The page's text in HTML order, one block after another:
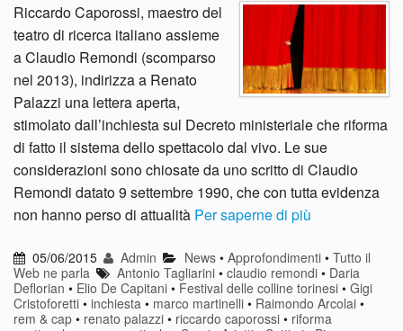
Riccardo Caporossi, maestro del
teatro di ricerca italiano assieme
a Claudio Remondi (scomparso
nel 2013), indirizza a Renato
Palazzi una lettera aperta,
stimolato dall’inchiesta sul Decreto ministeriale che riforma
di fatto il sistema dello spettacolo dal vivo. Le sue
considerazioni sono chiosate da uno scritto di Claudio
Remondi datato 9 settembre 1990, che con tutta evidenza
non hanno perso di attualità Per saperne di più
05/06/2015 Admin News• Approfondimenti• Tutto il
Web ne parla
Antonio Tagliarini •claudio remondi • Daria
Deflorian • Elio De Capitani • Festival delle colline torinesi • Gigi
Cristoforetti • inchiesta • marco martinelli • Raimondo Arcolai •
rem & cap • renato palazzi • riccardo caporossi • riforma